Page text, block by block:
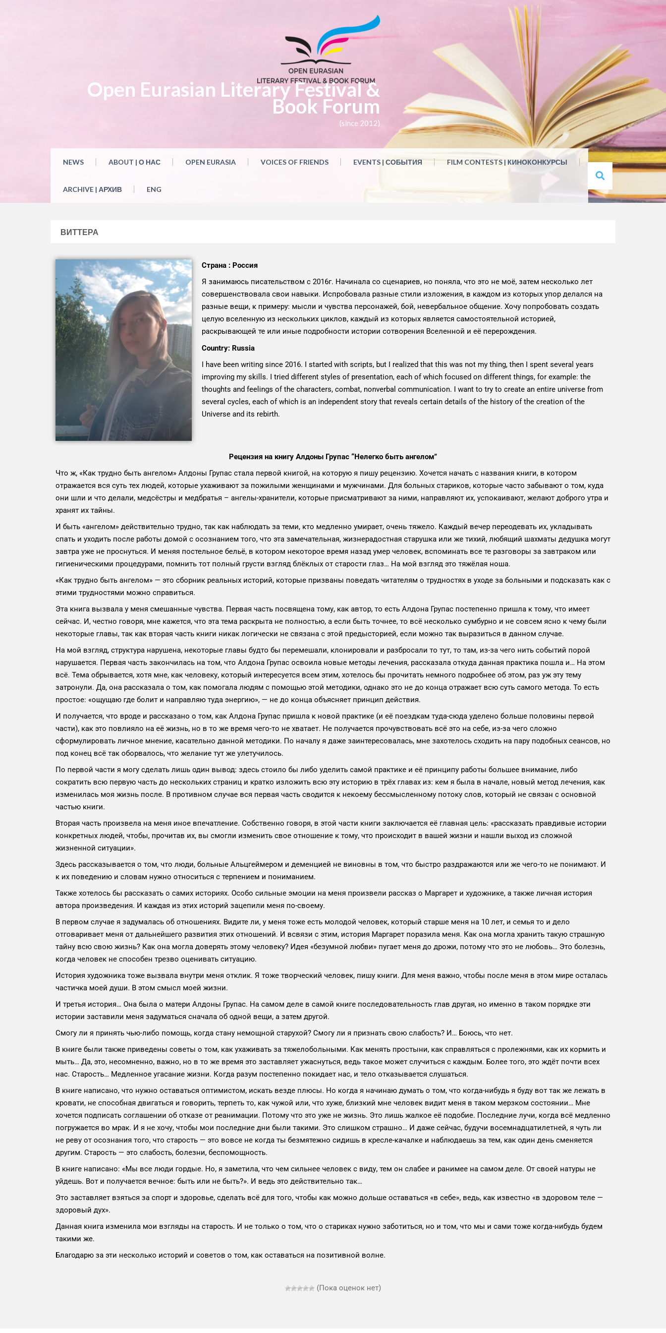
Open Eurasian Literary Festival &
Book Forum
(since 2012)
NEWS ABOUT | О НАС OPEN EURASIA VOICES OF FRIENDS EVENTS | СОБЫТИЯ FILM CONTESTS | КИНОКОНКУРСЫ
ARCHIVE | АРХИВ ENG
ВИТТЕРА
Страна : Россия
Я занимаюсь писательством с 2016г. Начинала со сценариев, но поняла, что это не моё, затем несколько лет
совершенствовала свои навыки. Испробовала разные стили изложения, в каждом из которых упор делался на
разные вещи, к примеру: мысли и чувства персонажей, бой, невербальное общение. Хочу попробовать создать
целую вселенную из нескольких циклов, каждый из которых является самостоятельной историей,
раскрывающей те или иные подробности истории сотворения Вселенной и её перерождения.
Country: Russia
I have been writing since 2016. I started with scripts, but I realized that this was not my thing, then I spent several years
improving my skills. I tried different styles of presentation, each of which focused on different things, for example: the
thoughts and feelings of the characters, combat, nonverbal communication. I want to try to create an entire universe from
several cycles, each of which is an independent story that reveals certain details of the history of the creation of the
Universe and its rebirth.
Рецензия на книгу Алдоны Групас “Нелегко быть ангелом”
Что ж, «Как трудно быть ангелом» Алдоны Групас стала первой книгой, на которую я пишу рецензию. Хочется начать с названия книги, в котором
отражается вся суть тех людей, которые ухаживают за пожилыми женщинами и мужчинами. Для больных стариков, которые часто забывают о том, куда
они шли и что делали, медсёстры и медбратья – ангелы-хранители, которые присматривают за ними, направляют их, успокаивают, желают доброго утра и
хранят их тайны.
И быть «ангелом» действительно трудно, так как наблюдать за теми, кто медленно умирает, очень тяжело. Каждый вечер переодевать их, укладывать
спать и уходить после работы домой с осознанием того, что эта замечательная, жизнерадостная старушка или же тихий, любящий шахматы дедушка могут
завтра уже не проснуться. И меняя постельное бельё, в котором некоторое время назад умер человек, вспоминать все те разговоры за завтраком или
гигиеническими процедурами, помнить тот полный грусти взгляд блёклых от старости глаз… На мой взгляд это тяжёлая ноша.
«Как трудно быть ангелом» — это сборник реальных историй, которые призваны поведать читателям о трудностях в уходе за больными и подсказать как с
этими трудностями можно справиться.
Эта книга вызвала у меня смешанные чувства. Первая часть посвящена тому, как автор, то есть Алдона Групас постепенно пришла к тому, что имеет
сейчас. И, честно говоря, мне кажется, что эта тема раскрыта не полностью, а если быть точнее, то всё несколько сумбурно и не совсем ясно к чему были
некоторые главы, так как вторая часть книги никак логически не связана с этой предысторией, если можно так выразиться в данном случае.
На мой взгляд, структура нарушена, некоторые главы будто бы перемешали, клонировали и разбросали то тут, то там, из-за чего нить событий порой
нарушается. Первая часть закончилась на том, что Алдона Групас освоила новые методы лечения, рассказала откуда данная практика пошла и… На этом
всё. Тема обрывается, хотя мне, как человеку, который интересуется всем этим, хотелось бы прочитать немного подробнее об этом, раз уж эту тему
затронули. Да, она рассказала о том, как помогала людям с помощью этой методики, однако это не до конца отражает всю суть самого метода. То есть
простое: «ощущаю где болит и направляю туда энергию», — не до конца объясняет принцип действия.
И получается, что вроде и рассказано о том, как Алдона Групас пришла к новой практике (и её поездкам туда-сюда уделено больше половины первой
части), как это повлияло на её жизнь, но в то же время чего-то не хватает. Не получается прочувствовать всё это на себе, из-за чего сложно
сформулировать личное мнение, касательно данной методики. По началу я даже заинтересовалась, мне захотелось сходить на пару подобных сеансов, но
под конец всё так оборвалось, что желание тут же улетучилось.
По первой части я могу сделать лишь один вывод: здесь стоило бы либо уделить самой практике и её принципу работы большее внимание, либо
сократить всю первую часть до нескольких страниц и кратко изложить всю эту историю в трёх главах из: кем я была в начале, новый метод лечения, как
изменилась моя жизнь после. В противном случае вся первая часть сводится к некоему бессмысленному потоку слов, который не связан с основной
частью книги.
Вторая часть произвела на меня иное впечатление. Собственно говоря, в этой части книги заключается её главная цель: «рассказать правдивые истории
конкретных людей, чтобы, прочитав их, вы смогли изменить свое отношение к тому, что происходит в вашей жизни и нашли выход из сложной
жизненной ситуации».
Здесь рассказывается о том, что люди, больные Альцгеймером и деменцией не виновны в том, что быстро раздражаются или же чего-то не понимают. И
к их поведению и словам нужно относиться с терпением и пониманием.
Также хотелось бы рассказать о самих историях. Особо сильные эмоции на меня произвели рассказ о Маргарет и художнике, а также личная история
автора произведения. И каждая из этих историй зацепили меня по-своему.
В первом случае я задумалась об отношениях. Видите ли, у меня тоже есть молодой человек, который старше меня на 10 лет, и семья то и дело
отговаривает меня от дальнейшего развития этих отношений. И всвязи с этим, история Маргарет поразила меня. Как она могла хранить такую страшную
тайну всю свою жизнь? Как она могла доверять этому человеку? Идея «безумной любви» пугает меня до дрожи, потому что это не любовь… Это болезнь,
когда человек не способен трезво оценивать ситуацию.
История художника тоже вызвала внутри меня отклик. Я тоже творческий человек, пишу книги. Для меня важно, чтобы после меня в этом мире осталась
частичка моей души. В этом смысл моей жизни.
И третья история… Она была о матери Алдоны Групас. На самом деле в самой книге последовательность глав другая, но именно в таком порядке эти
истории заставили меня задуматься сначала об одной вещи, а затем другой.
Смогу ли я принять чью-либо помощь, когда стану немощной старухой? Смогу ли я признать свою слабость? И… Боюсь, что нет.
В книге были также приведены советы о том, как ухаживать за тяжелобольными. Как менять простыни, как справляться с пролежнями, как их кормить и
мыть… Да, это, несомненно, важно, но в то же время это заставляет ужаснуться, ведь такое может случиться с каждым. Более того, это ждёт почти всех
нас. Старость… Медленное угасание жизни. Когда разум постепенно покидает нас, и тело отказывается слушаться.
В книге написано, что нужно оставаться оптимистом, искать везде плюсы. Но когда я начинаю думать о том, что когда-нибудь я буду вот так же лежать в
кровати, не способная двигаться и говорить, терпеть то, как чужой или, что хуже, близкий мне человек видит меня в таком мерзком состоянии… Мне
хочется подписать соглашении об отказе от реанимации. Потому что это уже не жизнь. Это лишь жалкое её подобие. Последние лучи, когда всё медленно
погружается во мрак. И я не хочу, чтобы мои последние дни были такими. Это слишком страшно… И даже сейчас, будучи восемнадцатилетней, я чуть ли
не реву от осознания того, что старость — это вовсе не когда ты безмятежно сидишь в кресле-качалке и наблюдаешь за тем, как один день сменяется
другим. Старость — это слабость, болезни, беспомощность.
В книге написано: «Мы все люди гордые. Но, я заметила, что чем сильнее человек с виду, тем он слабее и ранимее на самом деле. От своей натуры не
уйдешь. Вот и получается вечное: быть или не быть?». И ведь это действительно так…
Это заставляет взяться за спорт и здоровье, сделать всё для того, чтобы как можно дольше оставаться «в себе», ведь, как известно «в здоровом теле —
здоровый дух».
Данная книга изменила мои взгляды на старость. И не только о том, что о стариках нужно заботиться, но и том, что мы и сами тоже когда-нибудь будем
такими же.
Благодарю за эти несколько историй и советов о том, как оставаться на позитивной волне.
(Пока оценок нет)